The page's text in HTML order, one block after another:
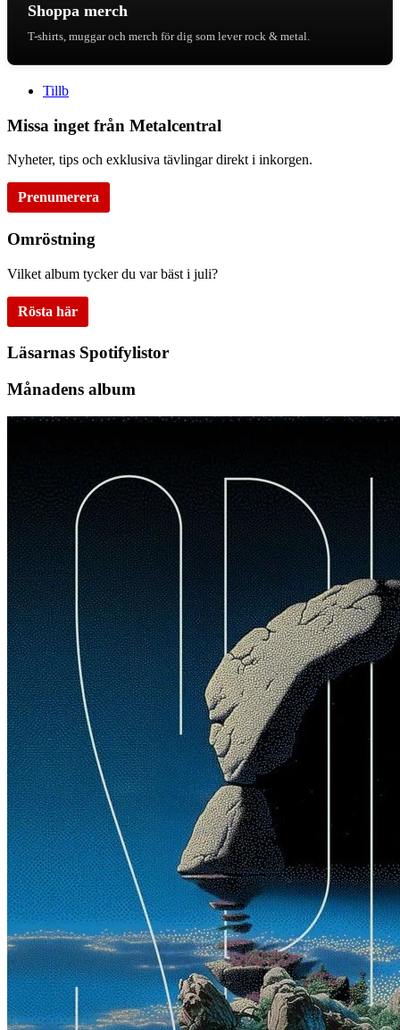
Shoppa merch
T-shirts, muggar och merch för dig som lever rock & metal.
Tillb
Missa inget från Metalcentral
Nyheter, tips och exklusiva tävlingar direkt i inkorgen.
Prenumerera
Omröstning
Vilket album tycker du var bäst i juli?
Rösta här
Läsarnas Spotifylistor
Månadens album